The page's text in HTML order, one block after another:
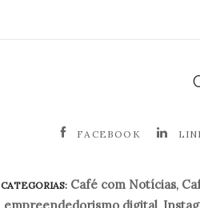
FACEBOOK
CATEGORIAS: Café com Notícias,
empreendedorismo digital,